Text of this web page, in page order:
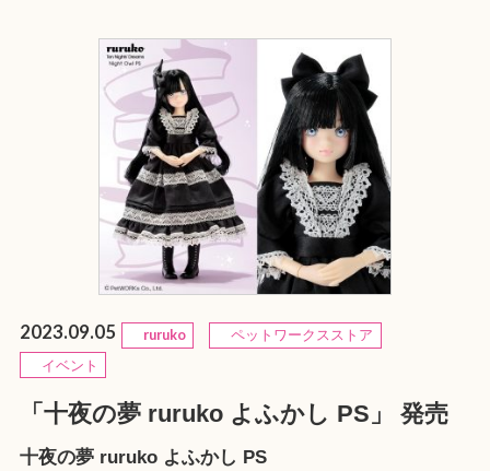
2023.09.05 ruruko
ペットワークスストア
イベント
「十夜の夢 ruruko よふかし PS」 発売
十夜の夢 ruruko よふかし PS